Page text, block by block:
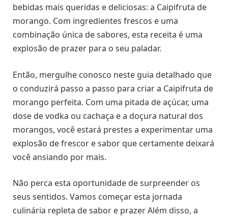
bebidas mais queridas e deliciosas: a Caipifruta de
morango. Com ingredientes frescos e uma
combinação única de sabores, esta receita é uma
explosão de prazer para o seu paladar.
Então, mergulhe conosco neste guia detalhado que
o conduzirá passo a passo para criar a Caipifruta de
morango perfeita. Com uma pitada de açúcar, uma
dose de vodka ou cachaça e a doçura natural dos
morangos, você estará prestes a experimentar uma
explosão de frescor e sabor que certamente deixará
você ansiando por mais.
Não perca esta oportunidade de surpreender os
seus sentidos. Vamos começar esta jornada
culinária repleta de sabor e prazer Além disso, a